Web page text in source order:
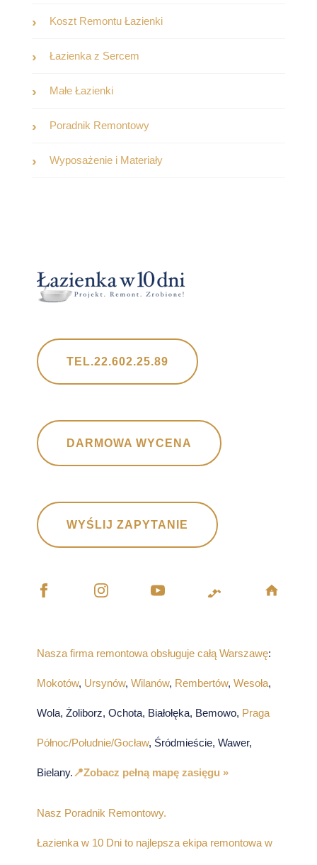
Koszt Remontu Łazienki
Łazienka z Sercem
Małe Łazienki
Poradnik Remontowy
Wyposażenie i Materiały
TEL.22.602.25.89
DARMOWA WYCENA
WYŚLIJ ZAPYTANIE
Nasza firma remontowa obsługuje całą Warszawę:
Mokotów, Ursynów,Wilanów, Rembertów,Wesoła,
Wola, Żoliborz, Ochota, Białołęka, Bemowo, Praga
Północ/Południe/Gocław, Śródmieście, Wawer,
Bielany. 📍Zobacz pełną mapę zasięgu »
Nasz Poradnik Remontowy.
Łazienka w 10 Dni to najlepsza ekipa remontowa w